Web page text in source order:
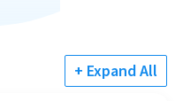
+ Expand All